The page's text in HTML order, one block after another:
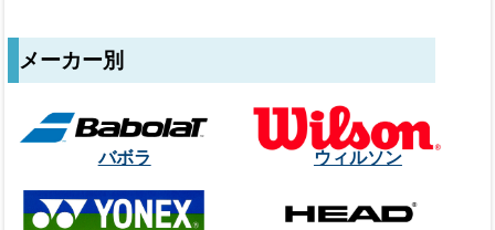
メーカー別
バボラ ウィルソン